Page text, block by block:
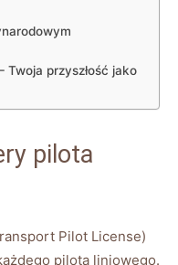
Twoja przyszłość jako
pilota
Pilot License)
pilota liniowego.